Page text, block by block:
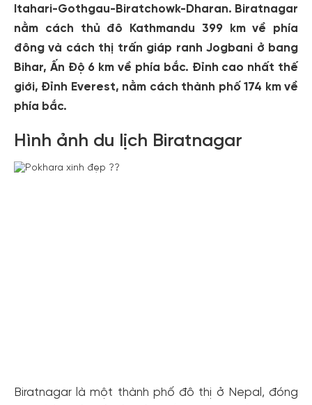
Itahari-Gothgau-Biratchowk-Dharan. Biratnagar
nằm cách thủ đô Kathmandu 399 km về phía
đông và cách thị trấn giáp ranh Jogbani ở bang
Bihar, Ấn Độ 6 km về phía bắc. Đỉnh cao nhất thế
giới, Đỉnh Everest, nằm cách thành phố 174 km về
phía bắc.
Hình ảnh du lịch Biratnagar
Biratnagar là một thành phố đô thị ở Nepal, đóng